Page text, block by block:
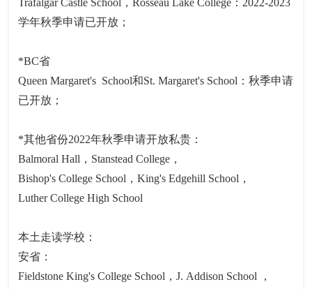
Trafalgar Castle School，Rosseau Lake College：2022-2023
学年秋季申请已开放；
*BC省
Queen Margaret's School和St. Margaret's School：秋季申请
已开放；
*其他省份2022年秋季申请开放私贵：
Balmoral Hall，Stanstead College，
Bishop's College School，King's Edgehill School，
Luther College High School
本土走读学校：
安省：
Fieldstone King's College School，J. Addison School ，